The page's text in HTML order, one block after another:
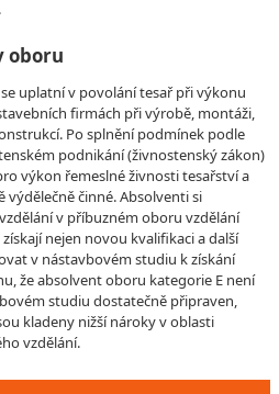
oboru
uplatní v povolání tesař při výkonu
firmách při výrobě, montáži,
Po splnění podmínek podle
podnikání (živnostenský zákon)
výkon řemeslné živnosti tesařství a
činné. Absolventi si
v příbuzném oboru vzdělání
nejen novou kvalifikaci a další
v nástavbovém studiu k získání
že absolvent oboru kategorie E není
studiu dostatečně připraven,
kladeny nižší nároky v oblasti
vzdělání.